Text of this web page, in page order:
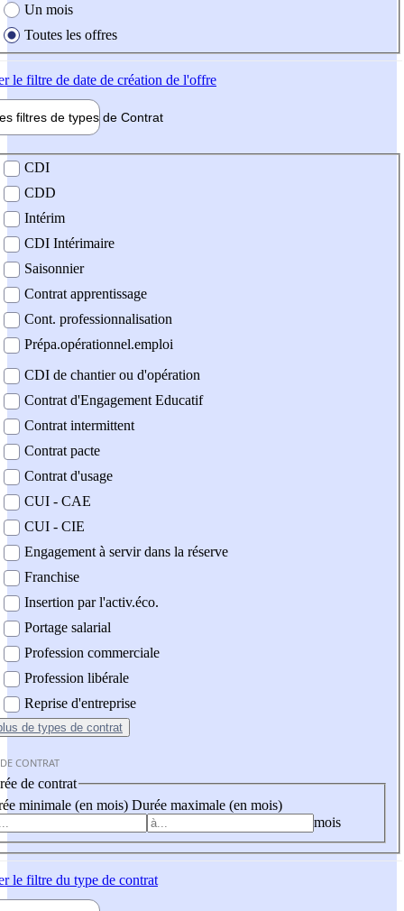
Un mois
Toutes les offres
le filtre de date de création de l'offre
filtres de types de Contrat
contrat
CDI
CDD
Intérim
CDI Intérimaire
Saisonnier
Contrat apprentissage
Cont. professionnalisation
Prépa.opérationnel.emploi
CDI de chantier ou d'opération
Contrat d'Engagement Educatif
Contrat intermittent
Contrat pacte
Contrat d'usage
CUI - CAE
CUI - CIE
Engagement à servir dans la réserve
Franchise
Insertion par l'activ.éco.
Portage salarial
Profession commerciale
Profession libérale
Reprise d'entreprise
de types de contrat
CONTRAT
de contrat
minimale (en mois) Durée maximale (en mois)
mois
le filtre du type de contrat